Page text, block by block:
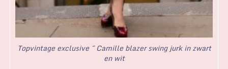
Topvintage exclusive ~ Camille blazer swing jurk in zwart
en wit